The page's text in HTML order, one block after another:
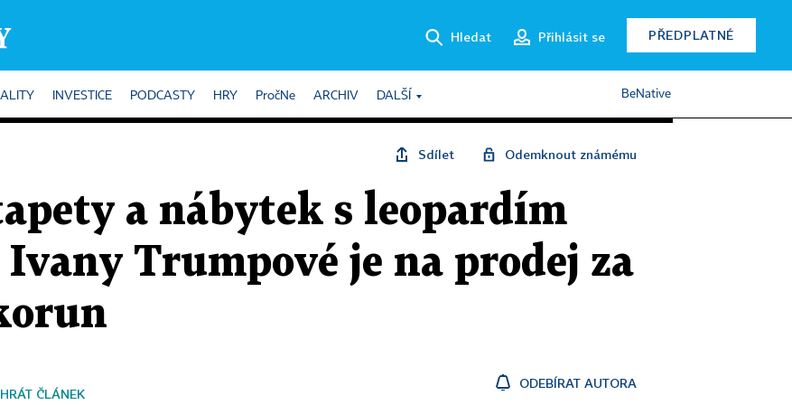
Hledat Přihlásit se PŘEDPLATNÉ
INVESTICE PODCASTY HRY PročNe ARCHIV DALŠÍ BeNative
Sdílet Odemknout známému
a nábytek s leopardím
Trumpové je na prodej za
ČLÁNEK
ODEBÍRAT AUTORA